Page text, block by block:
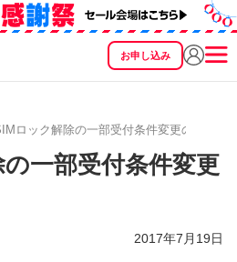
お申し込み
ロック解除の一部受付条件変更のご案内
一部受付条件変更
2017年7月19日